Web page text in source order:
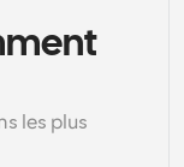
les plus